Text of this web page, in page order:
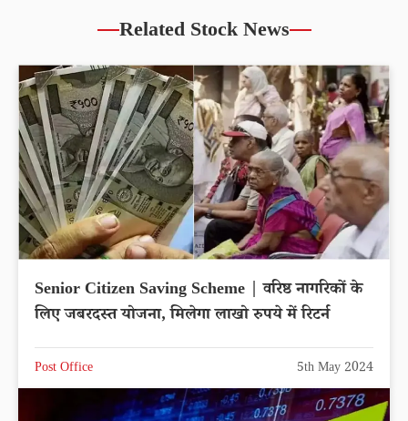
Related Stock News
Senior Citizen Saving Scheme | वरिष्ठ नागरिकों के
लिए जबरदस्त योजना, मिलेगा लाखो रुपये में रिटर्न
Post Office 5th May 2024